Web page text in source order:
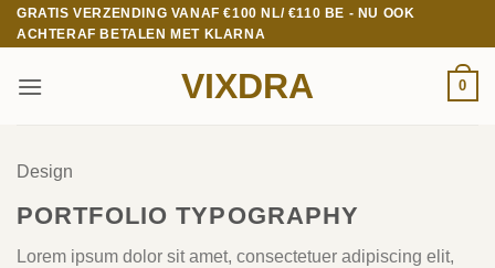
Ga
naar
GRATIS VERZENDING VANAF €100 NL/ €110 BE - NU OOK
ACHTERAF BETALEN MET KLARNA
VIXDRA 0
Design
PORTFOLIO TYPOGRAPHY
Lorem ipsum dolor sit amet, consectetuer adipiscing elit,